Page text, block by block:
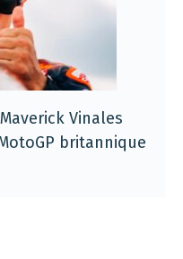
Vinales
britannique